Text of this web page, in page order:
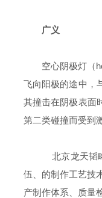
广义
空心阴极灯（
飞向阳极的途中，
其撞击在阴极表面
第二类碰撞而受到
北京龙天韬
伍、的制作工艺技
产制作体系、质量